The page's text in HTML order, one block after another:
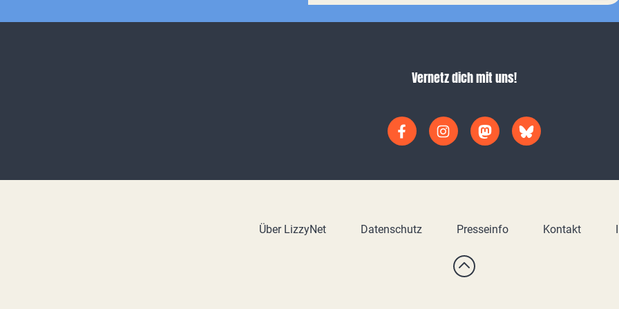
Vernetz dich mit uns!
Über LizzyNet Datenschutz Presseinfo Kontakt